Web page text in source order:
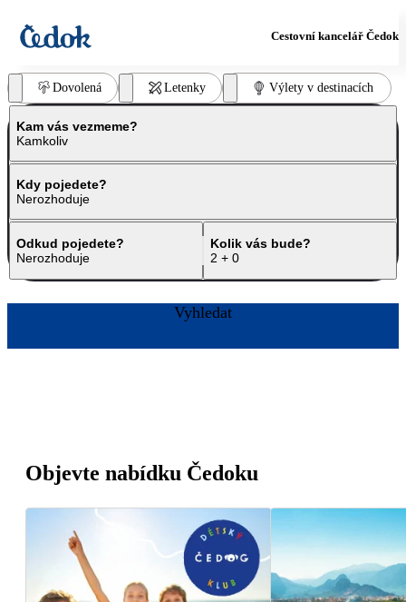
Cestovní kancelář Čedok
Dovolená Letenky Výlety v destinacích
Kam vás vezmeme?
Kamkoliv
Kdy pojedete?
Nerozhoduje
Odkud pojedete?
Nerozhoduje
Kolik vás bude?
2 + 0
Vyhledat
Objevte nabídku Čedoku